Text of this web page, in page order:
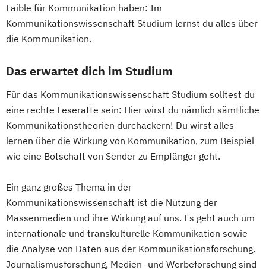
Faible für Kommunikation haben: Im
Kommunikationswissenschaft Studium lernst du alles über
die Kommunikation.
Das erwartet dich im Studium
Für das Kommunikationswissenschaft Studium solltest du
eine rechte Leseratte sein: Hier wirst du nämlich sämtliche
Kommunikationstheorien durchackern! Du wirst alles
lernen über die Wirkung von Kommunikation, zum Beispiel
wie eine Botschaft von Sender zu Empfänger geht.
Ein ganz großes Thema in der
Kommunikationswissenschaft ist die Nutzung der
Massenmedien und ihre Wirkung auf uns. Es geht auch um
internationale und transkulturelle Kommunikation sowie
die Analyse von Daten aus der Kommunikationsforschung.
Journalismusforschung, Medien- und Werbeforschung sind